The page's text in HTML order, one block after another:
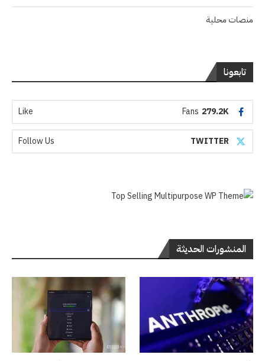
منصات محلية
تابعونا
279.2K
Fans
Like
TWITTER
Follow Us
المنشورات الحديثة